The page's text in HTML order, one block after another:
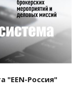
"EEN-Россия"